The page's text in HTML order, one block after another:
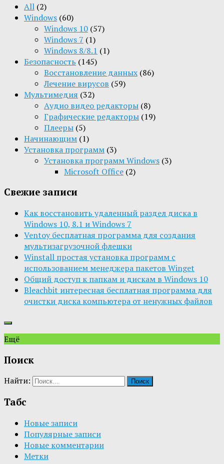
All (2)
Windows (60)
Windows 10 (57)
Windows 7 (1)
Windows 8/8.1 (1)
Безопасность (145)
Восстановление данных (86)
Лечение вирусов (59)
Мультимедия (32)
Aудио видео редакторы (8)
Графические редакторы (19)
Плееры (5)
Начинающим (1)
Установка программ (3)
Установка программ Windows (3)
Microsoft Office (2)
Свежие записи
Как восстановить удаленный раздел диска в
Windows 10, 8.1 и Windows 7
Ventoy бесплатная программа для создания
мультизагрузочной флешки
Winstall простая установка программ с
использованием менеджера пакетов Winget
Общий доступ к папкам и дискам в Windows 10
Bleachbit интересная бесплатная программа для
очистки диска компьютера от ненужных файлов
Ещё
Поиск
Найти:
Табс
Новые записи
Популярные записи
Новые комментарии
Метки